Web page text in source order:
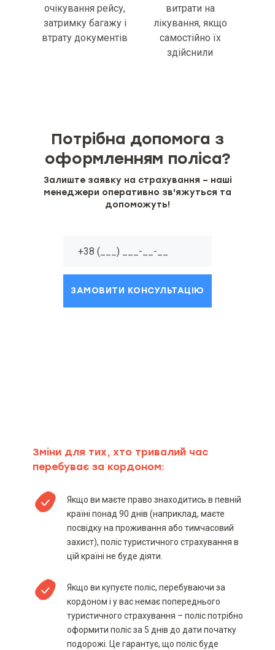
очікування рейсу,
затримку багажу і
втрату документів
витрати на
лікування, якщо
самостійно їх
здійснили
Потрібна допомога з
оформленням поліса?
Залиште заявку на страхування – наші
менеджери оперативно зв'яжуться та
допоможуть!
ЗАМОВИТИ КОНСУЛЬТАЦІЮ
Зміни для тих, хто тривалий час
перебуває за кордоном:
Якщо ви маєте право знаходитись в певній
країні понад 90 днів (наприклад, маєте
посвідку на проживання або тимчасовий
захист), поліс туристичного страхування в
цій країні не буде діяти.
Якщо ви купуєте поліс, перебуваючи за
кордоном і у вас немає попереднього
туристичного страхування – поліс потрібно
оформити поліс за 5 днів до дати початку
подорожі. Це гарантує, що поліс буде